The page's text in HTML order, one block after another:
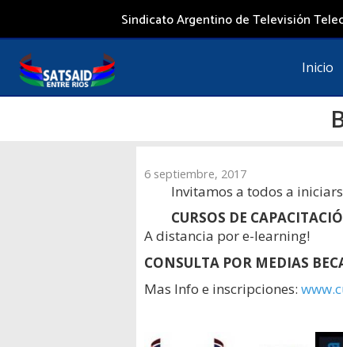
contenido
Sindicato Argentino de Televisión
Inicio
6 septiembre, 2017
Invitamos a todos a
CURSOS DE
A distancia por e-learning!
CONSULTA POR MEDIAS
Mas Info e inscripciones: